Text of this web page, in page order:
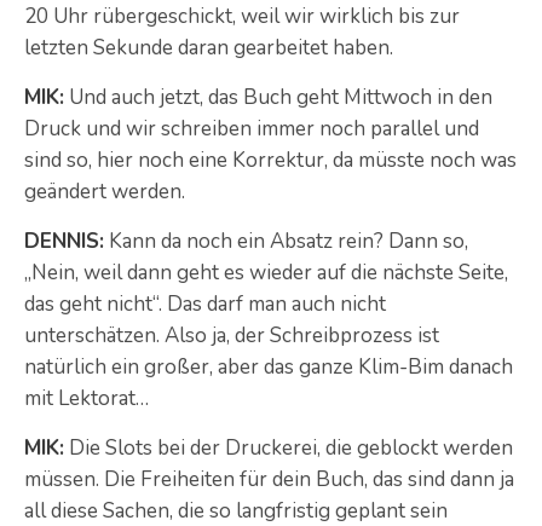
20 Uhr rübergeschickt, weil wir wirklich bis zur
letzten Sekunde daran gearbeitet haben.
MIK: Und auch jetzt, das Buch geht Mittwoch in den
Druck und wir schreiben immer noch parallel und
sind so, hier noch eine Korrektur, da müsste noch was
geändert werden.
DENNIS: Kann da noch ein Absatz rein? Dann so,
„Nein, weil dann geht es wieder auf die nächste Seite,
das geht nicht“. Das darf man auch nicht
unterschätzen. Also ja, der Schreibprozess ist
natürlich ein großer, aber das ganze Klim-Bim danach
mit Lektorat…
MIK: Die Slots bei der Druckerei, die geblockt werden
müssen. Die Freiheiten für dein Buch, das sind dann ja
all diese Sachen, die so langfristig geplant sein